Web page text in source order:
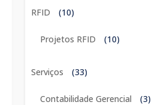
RFID (10)
Projetos RFID (10)
Serviços (33)
Contabilidade Gerencial (3)